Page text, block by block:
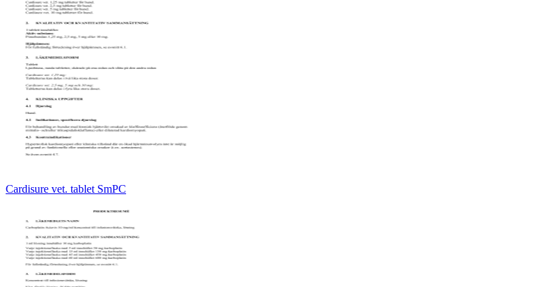
Cardisure vet. tablet SmPC